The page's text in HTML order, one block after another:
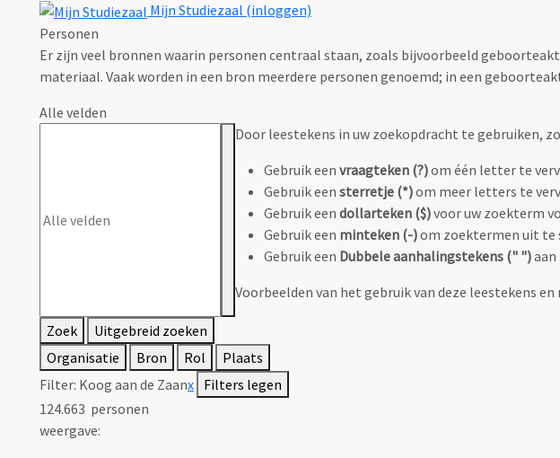
Mijn Studiezaal (inloggen)
Personen
Er zijn veel bronnen waarin personen centraal staan, zoals bijvoorbeeld
materiaal. Vaak worden in een bron meerdere personen genoemd; in een
Alle velden
Door leestekens in uw zoekopdracht te gebruiken,
Gebruik een vraagteken (?)om één letter te
Gebruik een sterretje (*)om meer letters te
Gebruik een dollarteken ($)voor uw zoekterm
Gebruik een minteken (-)om zoektermen uit te
Gebruik een Dubbele aanhalingstekens (" ")aan
Voorbeelden van het gebruik van deze leestekens
Zoek
Uitgebreid zoeken
Organisatie
Bron Rol
Plaats
Filter: Koog aan de Zaanx Filters legen
124.663 personen
weergave: